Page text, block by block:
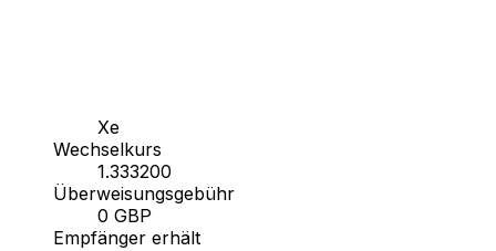
Xe
Wechselkurs
1.333200
Überweisungsgebühr
0 GBP
Empfänger erhält